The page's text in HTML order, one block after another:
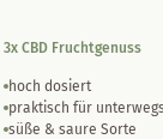
3x CBD Fruchtgenuss
hoch dosiert
praktisch für unterwegs
süße & saure Sorte